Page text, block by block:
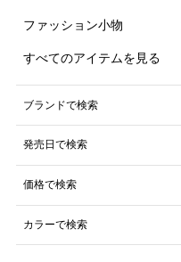
ファッション小物
すべてのアイテムを見る
ブランドで検索
発売日で検索
価格で検索
カラーで検索